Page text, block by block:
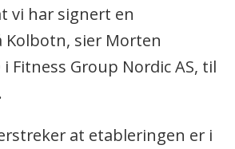
vi har signert en
sier Morten
i Fitness Group Nordic AS, til
at etableringen er i